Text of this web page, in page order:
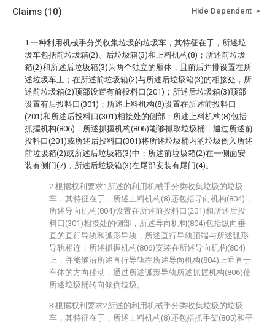
Claims (10) Hide Dependent
1.一种利用机械手分类收集垃圾的垃圾车，其特征在于，所述垃
圾车包括前垃圾箱(2)、后垃圾箱(3)和上料机构(8)；所述前垃圾
箱(2)和所述后垃圾箱(3)为两个独立的厢体，且前后并排设置在所
述垃圾车上；在所述前垃圾箱(2)与所述后垃圾箱(3)的相接处，所
述前垃圾箱(2)顶部设置有前投料口(201)；所述后垃圾箱(3)顶部
设置有后投料口(301)；所述上料机构(8)设置在所述前投料口
(201)和所述后投料口(301)相接处的侧部；所述上料机构(8)包括
抓握机构(806)，所述抓握机构(806)能够抓取垃圾桶，通过所述前
投料口(201)或所述后投料口(301)将所述垃圾桶内的垃圾倒入所述
前垃圾箱(2)或所述后垃圾箱(3)中；所述前垃圾箱(2)在一侧面安
装有侧门(7)，所述后垃圾箱(3)在尾部安装有尾门(4)。
2.根据权利要求1所述的利用机械手分类收集垃圾的垃圾
车，其特征在于，所述上料机构(8)还包括导向机构(804)，
所述导向机构(804)设置在所述前投料口(201)和所述后投
料口(301)相接处的侧部，所述导向机构(804)包括纵向垂
直的直行导轨和弧形导轨，所述直行导轨顶端与所述弧形
导轨相连；所述抓握机构(806)安装在所述导向机构(804)
上，并能够沿所述直行导轨在所述导向机构(804)上垂直于
车体的方向移动，通过所述弧形导轨所述抓握机构(806)使
所述垃圾桶转向倾倒垃圾。
3.根据权利要求2所述的利用机械手分类收集垃圾的垃圾
车，其特征在于，所述上料机构(8)还包括抓手架(805)和平